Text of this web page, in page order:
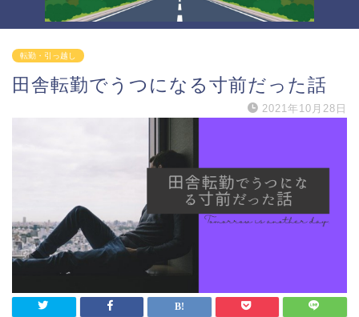
転勤・引っ越し
田舎転勤でうつになる寸前だった話
2021年10月28日